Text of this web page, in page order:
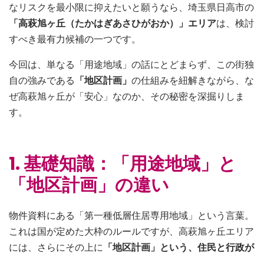
なリスクを最小限に抑えたいと願うなら、埼玉県日高市の
「高萩旭ヶ丘（たかはぎあさひがおか）」エリアは、検討
すべき最有力候補の一つです。
今回は、単なる「用途地域」の話にとどまらず、この街独
自の強みである 「地区計画」 の仕組みを紐解きながら、な
ぜ高萩旭ヶ丘が「安心」なのか、その秘密を深掘りしま
す。
1. 基礎知識：「用途地域」と
「地区計画」の違い
物件資料にある「第一種低層住居専用地域」という言葉。
これは国が定めた大枠のルールですが、高萩旭ヶ丘エリア
には、さらにその上に 「地区計画」という、住民と行政が